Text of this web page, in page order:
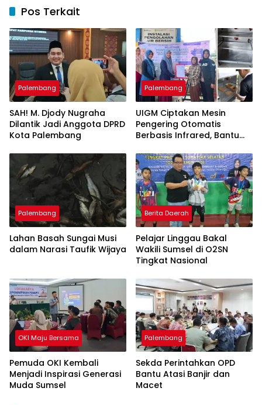
Pos Terkait
Palembang
SAH! M. Djody Nugraha
Dilantik Jadi Anggota DPRD
Kota Palembang
Palembang
UIGM Ciptakan Mesin
Pengering Otomatis
Berbasis Infrared, Bantu
Pulau Kemaro
Palembang
Lahan Basah Sungai Musi
dalam Narasi Taufik Wijaya
Berita Daerah
Pelajar Linggau Bakal
Wakili Sumsel di O2SN
Tingkat Nasional
OKI Maju Bersama
Pemuda OKI Kembali
Menjadi Inspirasi Generasi
Muda Sumsel
Palembang
Sekda Perintahkan OPD
Bantu Atasi Banjir dan
Macet